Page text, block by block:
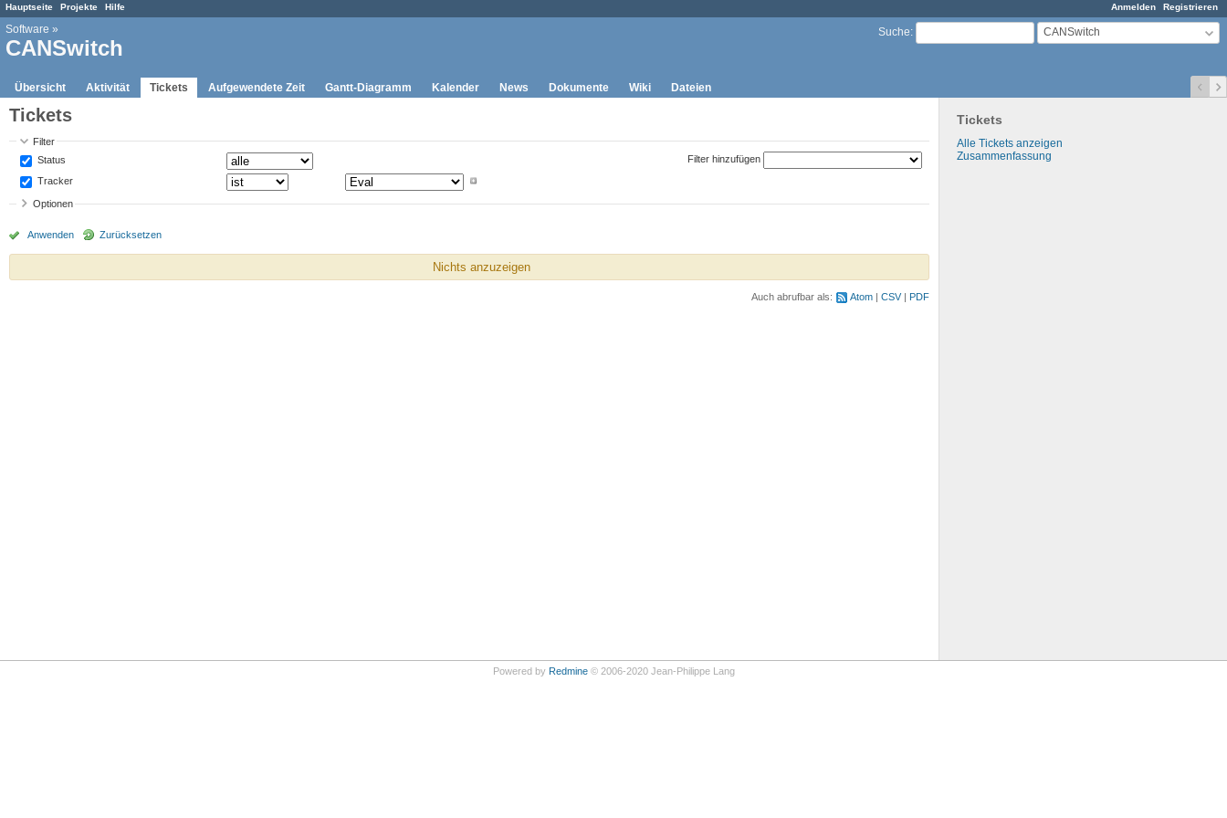
Anmelden Registrieren
Hauptseite Projekte Hilfe
Suche: CANSwitch
Software »
CANSwitch
Übersicht Aktivität Tickets Aufgewendete Zeit Gantt-Diagramm Kalender News Dokumente Wiki Dateien
Tickets
Alle Tickets anzeigen
Zusammenfassung
Tickets
Filter
Status
Tracker
Filter hinzufügen
Optionen
Anwenden Zurücksetzen
Nichts anzuzeigen
Auch abrufbar als: Atom CSV PDF
Powered by Redmine© 2006-2020 Jean-Philippe Lang